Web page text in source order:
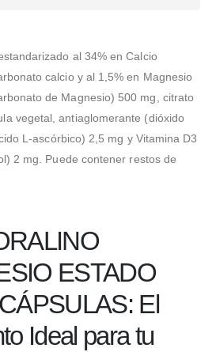
al 34% en Calcio
calcio y al 1,5% en Magnesio
de Magnesio) 500 mg, citrato
vegetal, antiaglomerante (dióxido
L-ascórbico) 2,5 mg y Vitamina D3
2 mg. Puede contener restos de
ESTADO
El
Ideal para tu